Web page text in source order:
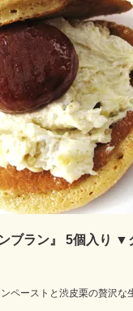
ンブラン』 5個入り ▼
ペーストと渋皮栗の贅沢な